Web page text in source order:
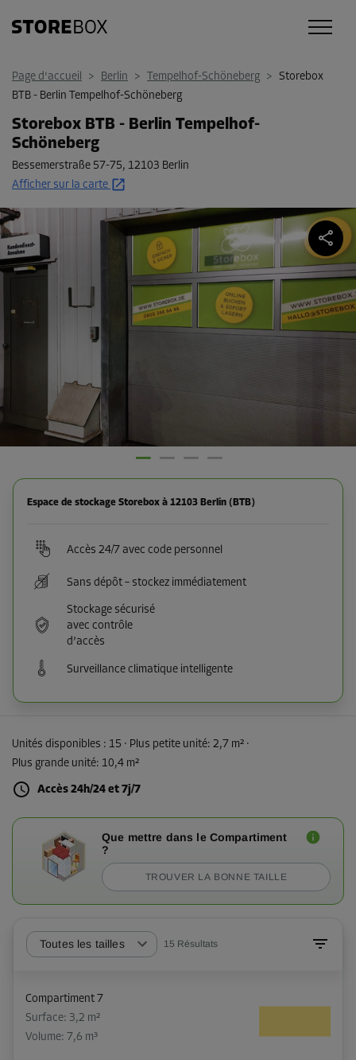
Page d'accueil > Berlin > Tempelhof-Schöneberg > Storebox
BTB - Berlin Tempelhof-Schöneberg
Storebox BTB - Berlin Tempelhof-
Schöneberg
Bessemerstraße 57-75, 12103 Berlin
Afficher sur la carte
Espace de stockage Storebox à 12103 Berlin (BTB)
Accès 24/7 avec code personnel
Sans dépôt – stockez immédiatement
Stockage sécurisé
avec contrôle
d’accès
Surveillance climatique intelligente
Unités disponibles : 15 · Plus petite unité: 2,7 m² ·
Plus grande unité: 10,4 m²
Accès 24h/24 et 7j/7
Que mettre dans le Compartiment
?
TROUVER LA BONNE TAILLE
Toutes les tailles 15 Résultats
Compartiment 7
Surface: 3,2 m²
Volume: 7,6 m³